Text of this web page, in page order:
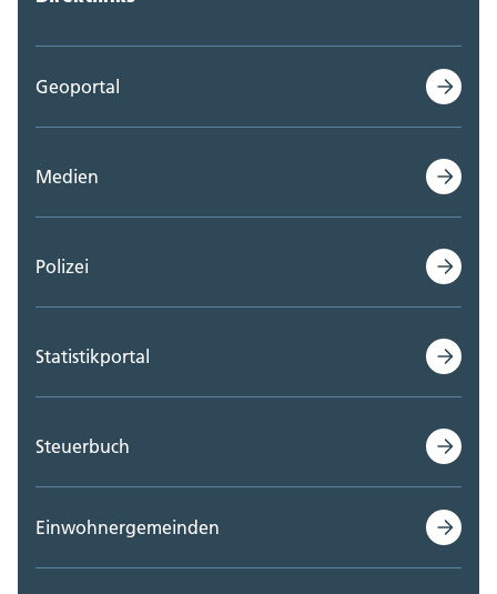
Geoportal
Medien
Polizei
Statistikportal
Steuerbuch
Einwohnergemeinden